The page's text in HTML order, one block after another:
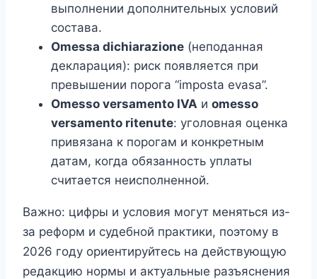
выполнении дополнительных условий
состава.
Omessa dichiarazione (неподанная
декларация): риск появляется при
превышении порога “imposta evasa”.
Omesso versamento IVA и omesso
versamento ritenute: уголовная оценка
привязана к порогам и конкретным
датам, когда обязанность уплаты
считается неисполненной.
Важно: цифры и условия могут меняться из-
за реформ и судебной практики, поэтому в
2026 году ориентируйтесь на действующую
редакцию нормы и актуальные разъяснения